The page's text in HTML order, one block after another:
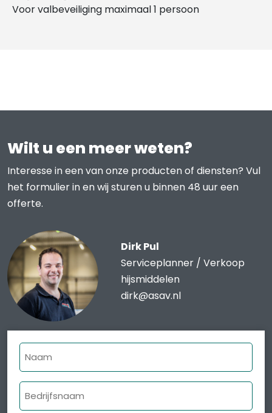
Voor valbeveiliging maximaal 1 persoon
Wilt u een meer weten?
Interesse in een van onze producten of diensten? Vul
het formulier in en wij sturen u binnen 48 uur een
offerte.
Dirk Pul
Serviceplanner / Verkoop
hijsmiddelen
dirk@asav.nl
Naam
Bedrijfsnaam